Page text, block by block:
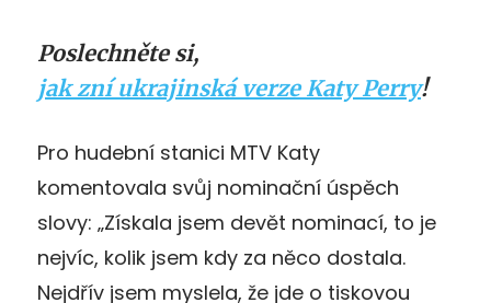
Poslechněte si,
jak zní ukrajinská verze Katy Perry!
Pro hudební stanici MTV Katy
komentovala svůj nominační úspěch
slovy: „Získala jsem devět nominací, to je
nejvíc, kolik jsem kdy za něco dostala.
Nejdřív jsem myslela, že jde o tiskovou